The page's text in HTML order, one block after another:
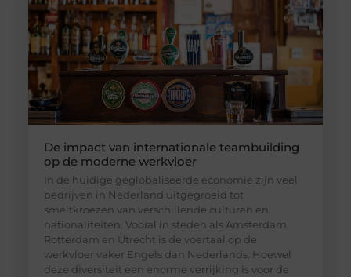
De impact van internationale teambuilding
op de moderne werkvloer
In de huidige geglobaliseerde economie zijn veel
bedrijven in Nederland uitgegroeid tot
smeltkroezen van verschillende culturen en
nationaliteiten. Vooral in steden als Amsterdam,
Rotterdam en Utrecht is de voertaal op de
werkvloer vaker Engels dan Nederlands. Hoewel
deze diversiteit een enorme verrijking is voor de